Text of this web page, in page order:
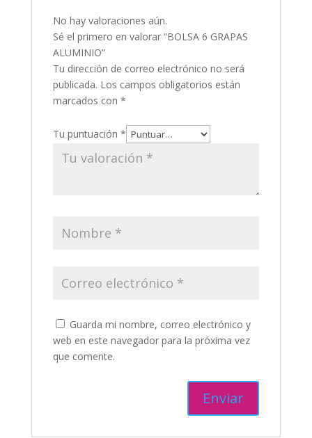
No hay valoraciones aún.
Sé el primero en valorar “BOLSA 6 GRAPAS
ALUMINIO”
Tu dirección de correo electrónico no será
publicada. Los campos obligatorios están
marcados con *
Tu puntuación *
Guarda mi nombre, correo electrónico y
web en este navegador para la próxima vez
que comente.